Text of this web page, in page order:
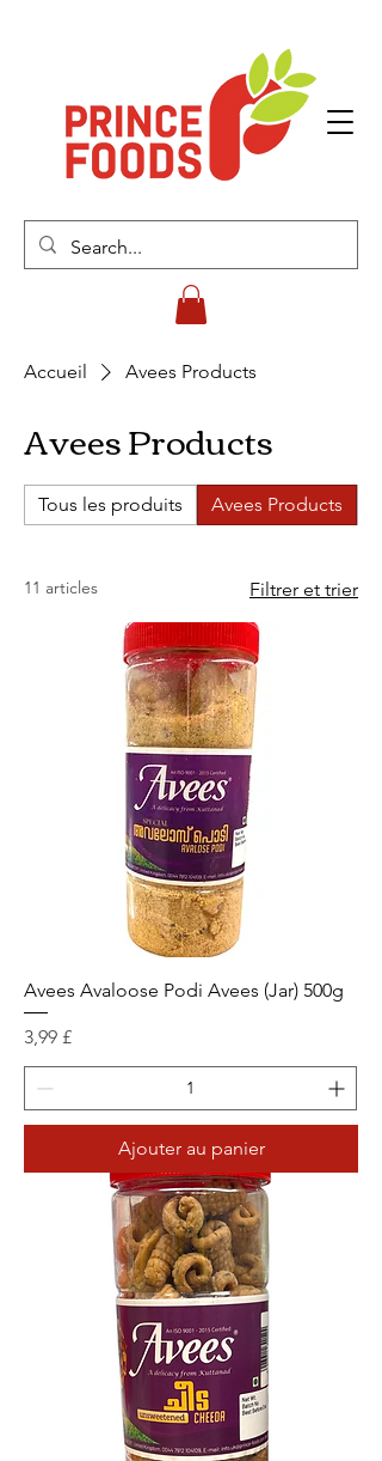
Accueil Avees Products
Avees Products
Tous les produits Avees Products
11 articles Filtrer et trier
Avees Avaloose Podi Avees (Jar) 500g
Prix
3,99 £
Ajouter au panier